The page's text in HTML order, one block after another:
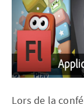
Lors de la